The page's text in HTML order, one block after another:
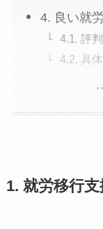
4. 良い就
4.1. 評
4.2. 具
1. 就労移行